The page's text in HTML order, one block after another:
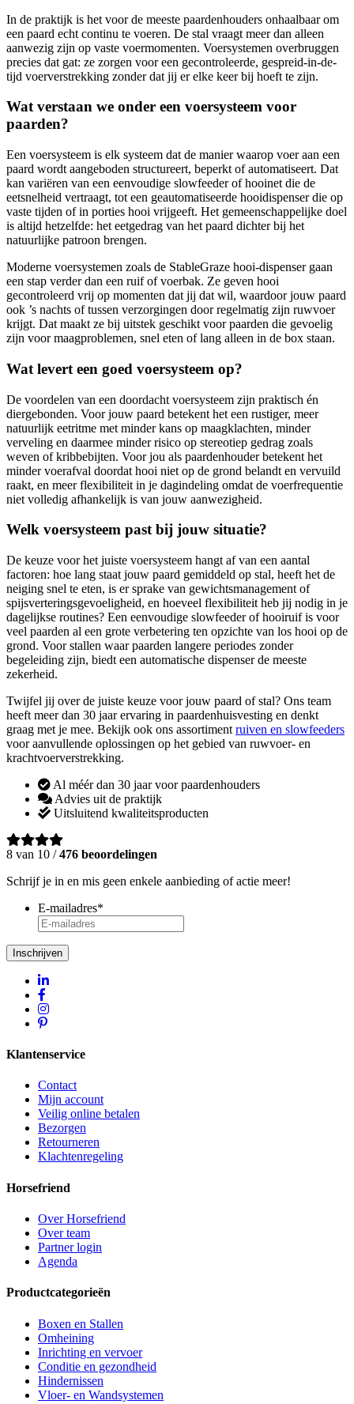
In de praktijk is het voor de meeste paardenhouders onhaalbaar om
een paard echt continu te voeren. De stal vraagt meer dan alleen
aanwezig zijn op vaste voermomenten. Voersystemen overbruggen
precies dat gat: ze zorgen voor een gecontroleerde, gespreid-in-de-
tijd voerverstrekking zonder dat jij er elke keer bij hoeft te zijn.
Wat verstaan we onder een voersysteem voor
paarden?
Een voersysteem is elk systeem dat de manier waarop voer aan een
paard wordt aangeboden structureert, beperkt of automatiseert. Dat
kan variëren van een eenvoudige slowfeeder of hooinet die de
eetsnelheid vertraagt, tot een geautomatiseerde hooidispenser die op
vaste tijden of in porties hooi vrijgeeft. Het gemeenschappelijke doel
is altijd hetzelfde: het eetgedrag van het paard dichter bij het
natuurlijke patroon brengen.
Moderne voersystemen zoals de StableGraze hooi-dispenser gaan
een stap verder dan een ruif of voerbak. Ze geven hooi
gecontroleerd vrij op momenten dat jij dat wil, waardoor jouw paard
ook ’s nachts of tussen verzorgingen door regelmatig zijn ruwvoer
krijgt. Dat maakt ze bij uitstek geschikt voor paarden die gevoelig
zijn voor maagproblemen, snel eten of lang alleen in de box staan.
Wat levert een goed voersysteem op?
De voordelen van een doordacht voersysteem zijn praktisch én
diergebonden. Voor jouw paard betekent het een rustiger, meer
natuurlijk eetritme met minder kans op maagklachten, minder
verveling en daarmee minder risico op stereotiep gedrag zoals
weven of kribbebijten. Voor jou als paardenhouder betekent het
minder voerafval doordat hooi niet op de grond belandt en vervuild
raakt, en meer flexibiliteit in je dagindeling omdat de voerfrequentie
niet volledig afhankelijk is van jouw aanwezigheid.
Welk voersysteem past bij jouw situatie?
De keuze voor het juiste voersysteem hangt af van een aantal
factoren: hoe lang staat jouw paard gemiddeld op stal, heeft het de
neiging snel te eten, is er sprake van gewichtsmanagement of
spijsverteringsgevoeligheid, en hoeveel flexibiliteit heb jij nodig in je
dagelijkse routines? Een eenvoudige slowfeeder of hooiruif is voor
veel paarden al een grote verbetering ten opzichte van los hooi op de
grond. Voor stallen waar paarden langere periodes zonder
begeleiding zijn, biedt een automatische dispenser de meeste
zekerheid.
Twijfel jij over de juiste keuze voor jouw paard of stal? Ons team
heeft meer dan 30 jaar ervaring in paardenhuisvesting en denkt
graag met je mee. Bekijk ook ons assortiment ruiven en slowfeeders
voor aanvullende oplossingen op het gebied van ruwvoer- en
krachtvoerverstrekking.
Al méér dan 30 jaar voor paardenhouders
Advies uit de praktijk
Uitsluitend kwaliteitsproducten
8 van 10 /476 beoordelingen
Schrijf je in en mis geen enkele aanbieding of actie meer!
E-mailadres*
Inschrijven
Klantenservice
Contact
Mijn account
Veilig online betalen
Bezorgen
Retourneren
Klachtenregeling
Horsefriend
Over Horsefriend
Over team
Partner login
Agenda
Productcategorieën
Boxen en Stallen
Omheining
Inrichting en vervoer
Conditie en gezondheid
Hindernissen
Vloer- en Wandsystemen